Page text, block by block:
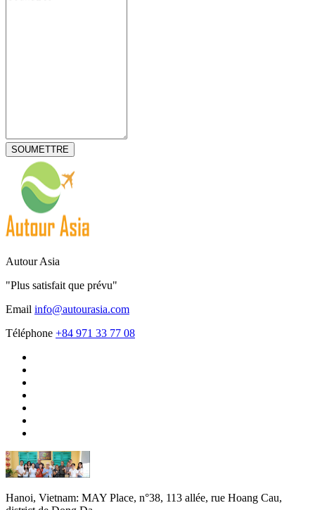
Autour Asia
"Plus satisfait que prévu"
Email info@autourasia.com
Téléphone +84 971 33 77 08
Hanoi, Vietnam: MAY Place, n°38, 113 allée, rue Hoang Cau,